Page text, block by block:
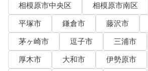
相模原市中央区
相模原市南区
平塚市
鎌倉市 藤沢市
茅ヶ崎市
逗子市 三浦市
厚木市
大和市 伊勢原市